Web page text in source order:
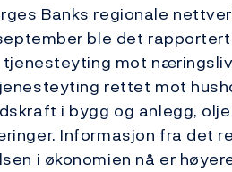
Banks regionale
ble det
mot
rettet mot
i bygg og anlegg,
Informasjon fra det
i økonomien nå er